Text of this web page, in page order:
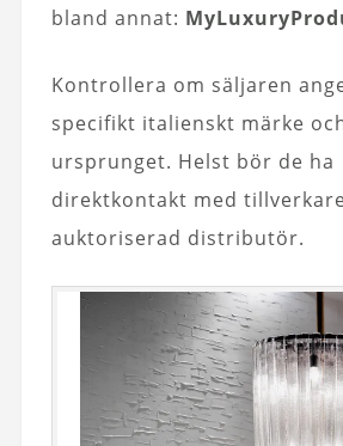
bland annat:
Kontrollera om säljaren
specifikt italienskt märke
ursprunget. Helst bör de ha
direktkontakt med
auktoriserad distributör.